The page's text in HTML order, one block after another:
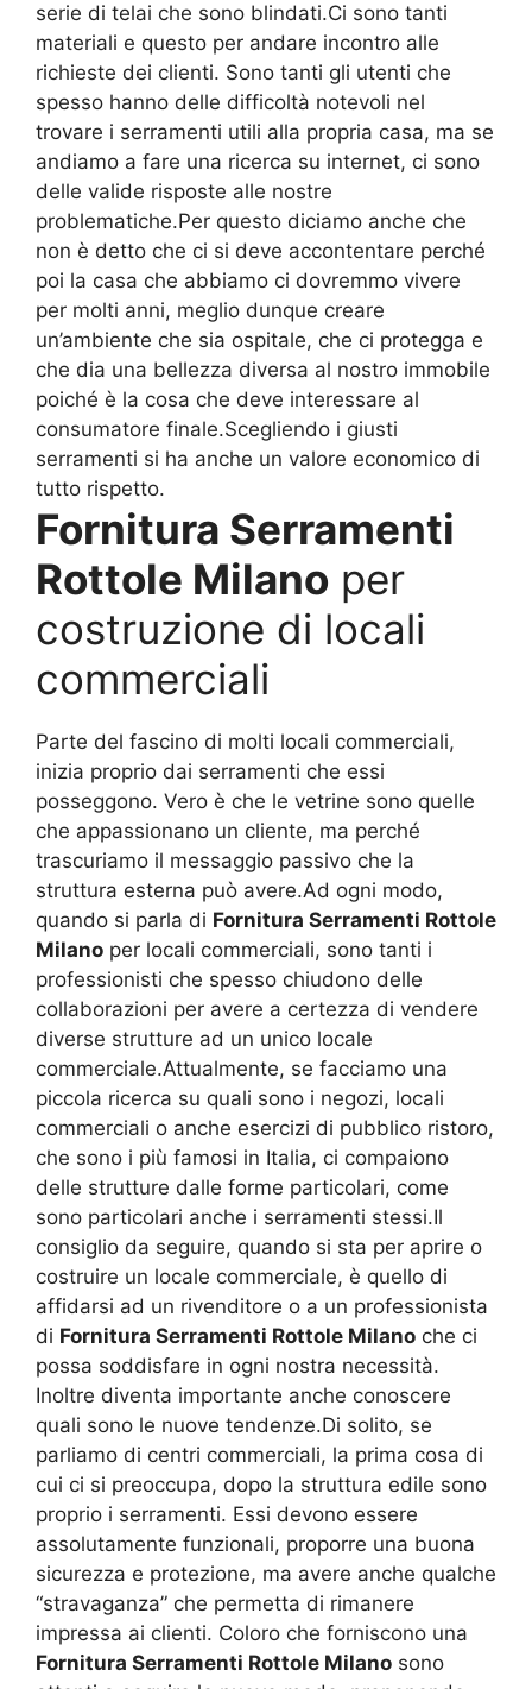
serie di telai che sono blindati.Ci sono tanti
materiali e questo per andare incontro alle
richieste dei clienti. Sono tanti gli utenti che
spesso hanno delle difficoltà notevoli nel
trovare i serramenti utili alla propria casa, ma se
andiamo a fare una ricerca su internet, ci sono
delle valide risposte alle nostre
problematiche.Per questo diciamo anche che
non è detto che ci si deve accontentare perché
poi la casa che abbiamo ci dovremmo vivere
per molti anni, meglio dunque creare
un’ambiente che sia ospitale, che ci protegga e
che dia una bellezza diversa al nostro immobile
poiché è la cosa che deve interessare al
consumatore finale.Scegliendo i giusti
serramenti si ha anche un valore economico di
tutto rispetto.
Fornitura Serramenti
Rottole Milano per
costruzione di locali
commerciali
Parte del fascino di molti locali commerciali,
inizia proprio dai serramenti che essi
posseggono. Vero è che le vetrine sono quelle
che appassionano un cliente, ma perché
trascuriamo il messaggio passivo che la
struttura esterna può avere.Ad ogni modo,
quando si parla di Fornitura Serramenti Rottole
Milano per locali commerciali, sono tanti i
professionisti che spesso chiudono delle
collaborazioni per avere a certezza di vendere
diverse strutture ad un unico locale
commerciale.Attualmente, se facciamo una
piccola ricerca su quali sono i negozi, locali
commerciali o anche esercizi di pubblico ristoro,
che sono i più famosi in Italia, ci compaiono
delle strutture dalle forme particolari, come
sono particolari anche i serramenti stessi.Il
consiglio da seguire, quando si sta per aprire o
costruire un locale commerciale, è quello di
affidarsi ad un rivenditore o a un professionista
di Fornitura Serramenti Rottole Milano che ci
possa soddisfare in ogni nostra necessità.
Inoltre diventa importante anche conoscere
quali sono le nuove tendenze.Di solito, se
parliamo di centri commerciali, la prima cosa di
cui ci si preoccupa, dopo la struttura edile sono
proprio i serramenti. Essi devono essere
assolutamente funzionali, proporre una buona
sicurezza e protezione, ma avere anche qualche
“stravaganza” che permetta di rimanere
impressa ai clienti. Coloro che forniscono una
Fornitura Serramenti Rottole Milano sono